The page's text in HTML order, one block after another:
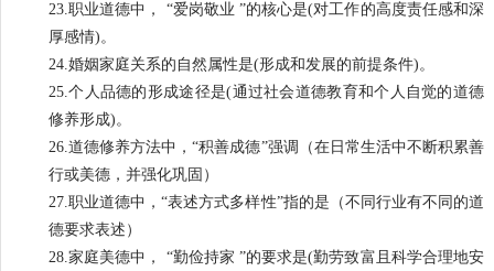
23.职业道德中， “爱岗敬业 ”的核心是(对工作的高度责任感和深
厚感情)。
24.婚姻家庭关系的自然属性是(形成和发展的前提条件)。
25.个人品德的形成途径是(通过社会道德教育和个人自觉的道德
修养形成)。
26.道德修养方法中，“积善成德”强调（在日常生活中不断积累善
行或美德，并强化巩固）
27.职业道德中，“表述方式多样性”指的是（不同行业有不同的道
德要求表述）
28.家庭美德中， “勤俭持家 ”的要求是(勤劳致富且科学合理地安